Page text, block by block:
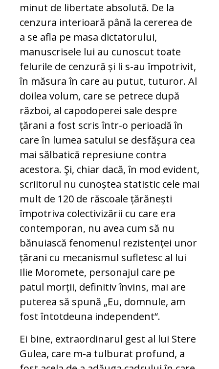
minut de libertate absolută. De la
cenzura interioară până la cererea de
a se afla pe masa dictatorului,
manuscrisele lui au cunoscut toate
felurile de cenzură și li s-au împotrivit,
în măsura în care au putut, tuturor. Al
doilea volum, care se petrece după
război, al capodoperei sale despre
țărani a fost scris într-o perioadă în
care în lumea satului se desfășura cea
mai sălbatică represiune contra
acestora. Şi, chiar dacă, în mod evident,
scriitorul nu cunoștea statistic cele mai
mult de 120 de răscoale țărănești
împotriva colectivizării cu care era
contemporan, nu avea cum să nu
bănuiască fenomenul rezistenței unor
țărani cu mecanismul sufletesc al lui
Ilie Moromete, personajul care pe
patul morții, definitiv învins, mai are
puterea să spună „Eu, domnule, am
fost întotdeuna independent“.
Ei bine, extraordinarul gest al lui Stere
Gulea, care m-a tulburat profund, a